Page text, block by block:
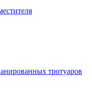
тротуаров